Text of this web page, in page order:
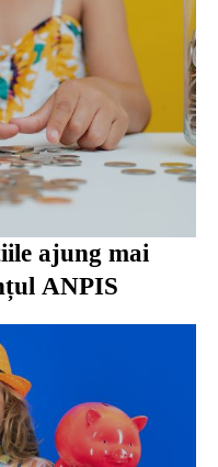
ajung mai
ANPIS